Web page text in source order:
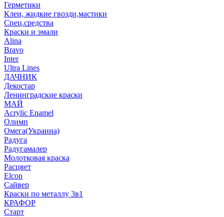
Герметики
Клеи, жидкие гвозди,мастики
Спец.средства
Краски и эмали
Alina
Bravo
Inter
Ultra Lines
ДАЧНИК
Декостар
Ленинградские краски
МАЙ
Acrylic Enamel
Олимп
Омега(Украина)
Радуга
Радугамалер
Молотковая краска
Расцвет
Elcon
Сайвер
Краски по металлу 3в1
КРАФОР
Старт